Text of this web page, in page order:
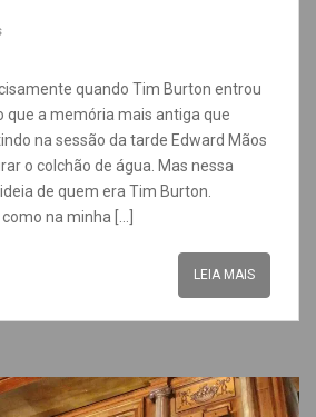
quando Tim Burton entrou
que a memória mais antiga que
na sessão da tarde Edward Mãos
o colchão de água. Mas nessa
de quem era Tim Burton.
na minha […]
LEIA MAIS